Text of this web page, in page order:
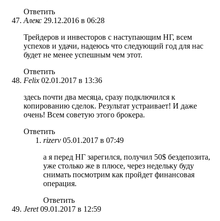
Ответить
Алекс 29.12.2016 в 06:28
Трейдеров и инвесторов с наступающим НГ, всем
успехов и удачи, надеюсь что следующий год для нас
будет не менее успешным чем этот.
Ответить
Felix 02.01.2017 в 13:36
здесь почти два месяца, сразу подключился к
копированию сделок. Результат устраивает! И даже
очень! Всем советую этого брокера.
Ответить
rizerv 05.01.2017 в 07:49
а я перед НГ зарегился, получил 50$ бездепозита,
уже столько же в плюсе, через недельку буду
снимать посмотрим как пройдет финансовая
операция.
Ответить
Jeret 09.01.2017 в 12:59